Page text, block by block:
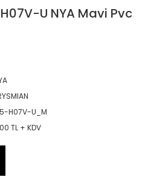
U NYA Mavi Pvc
H07V-U_M
TL + KDV